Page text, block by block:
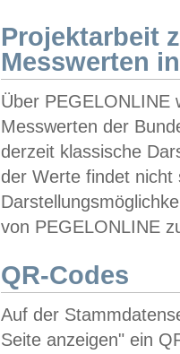
Projektarbeit
Messwerten
Über PEGELONLINE
Messwerten der
derzeit klassische
der Werte findet
von PEGELONLINE
QR-Codes
Auf der
Seite anzeigen" ein